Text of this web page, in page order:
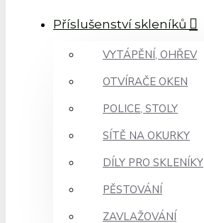
Příslušenství skleníků
VYTÁPĚNÍ, OHŘEV
OTVÍRAČE OKEN
POLICE, STOLY
SÍTĚ NA OKURKY
DÍLY PRO SKLENÍKY
PĚSTOVÁNÍ
ZAVLAŽOVÁNÍ